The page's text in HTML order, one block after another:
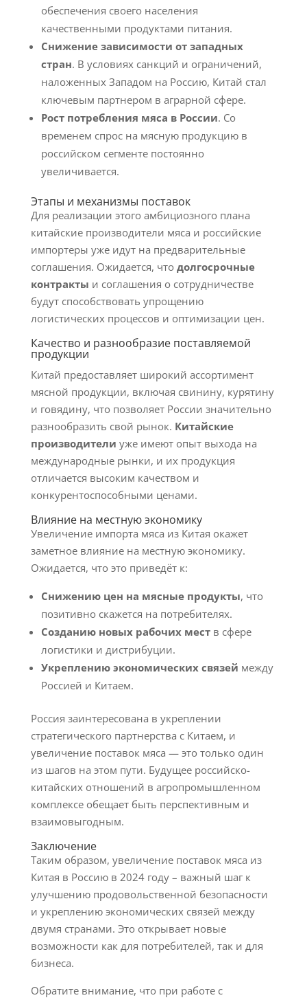
обеспечения своего населения
качественными продуктами питания.
Снижение зависимости от западных
стран. В условиях санкций и ограничений,
наложенных Западом на Россию, Китай стал
ключевым партнером в аграрной сфере.
Рост потребления мяса в России. Со
временем спрос на мясную продукцию в
российском сегменте постоянно
увеличивается.
Этапы и механизмы поставок
Для реализации этого амбициозного плана
китайские производители мяса и российские
импортеры уже идут на предварительные
соглашения. Ожидается, что долгосрочные
контракты и соглашения о сотрудничестве
будут способствовать упрощению
логистических процессов и оптимизации цен.
Качество и разнообразие поставляемой
продукции
Китай предоставляет широкий ассортимент
мясной продукции, включая свинину, курятину
и говядину, что позволяет России значительно
разнообразить свой рынок. Китайские
производители уже имеют опыт выхода на
международные рынки, и их продукция
отличается высоким качеством и
конкурентоспособными ценами.
Влияние на местную экономику
Увеличение импорта мяса из Китая окажет
заметное влияние на местную экономику.
Ожидается, что это приведёт к:
Снижению цен на мясные продукты, что
позитивно скажется на потребителях.
Созданию новых рабочих меств сфере
логистики и дистрибуции.
Укреплению экономических связей между
Россией и Китаем.
Россия заинтересована в укреплении
стратегического партнерства с Китаем, и
увеличение поставок мяса — это только один
из шагов на этом пути. Будущее российско-
китайских отношений в агропромышленном
комплексе обещает быть перспективным и
взаимовыгодным.
Заключение
Таким образом, увеличение поставок мяса из
Китая в Россию в 2024 году – важный шаг к
улучшению продовольственной безопасности
и укреплению экономических связей между
двумя странами. Это открывает новые
возможности как для потребителей, так и для
бизнеса.
Обратите внимание, что при работе с